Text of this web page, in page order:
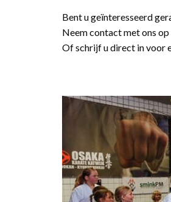
Bent u geïnteresseerd
Neem contact met ons op
Of schrijf u direct in voor